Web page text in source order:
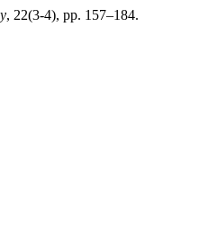
, 22(3-4), pp. 157–184.